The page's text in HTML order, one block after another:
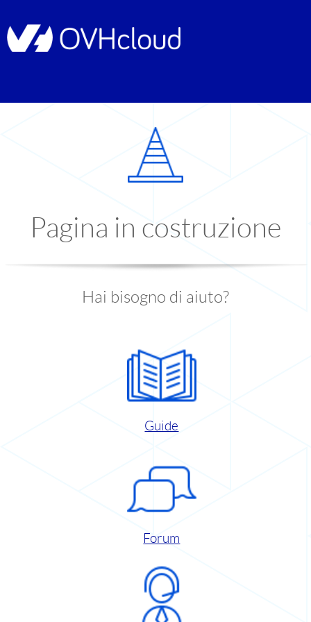
Pagina in costruzione
Hai bisogno di aiuto?
Guide
Forum